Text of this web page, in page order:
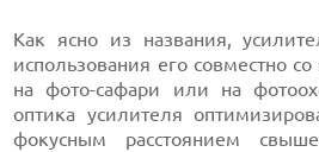
Как ясно из названия,
использования его совместно
на фото-сафари или на
оптика усилителя
фокусным расстоянием